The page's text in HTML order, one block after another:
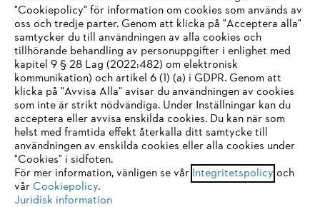
Service
Allmänna villkor och bestämmelser
Integritetspolicy
Juridisk information
IHR BROWSER WIRD NICHT
UNTERSTÜTZT
Sie nutzen einen Browser, den wir noch nicht unterstützen. Für
eine optimale Nutzung unserer Seite empfehlen wir Ihnen, zu
einem der folgenden Browser zu wechseln:
"Cookiepolicy" för information om cookies som används av
oss och tredje parter. Genom att klicka på "Acceptera alla"
samtycker du till användningen av alla cookies och
tillhörande behandling av personuppgifter i enlighet med
kapitel 9 § 28 Lag (2022:482) om elektronisk
kommunikation) och artikel 6 (1) (a) i GDPR. Genom att
klicka på "Avvisa Alla" avisar du användningen av cookies
som inte är strikt nödvändiga. Under Inställningar kan du
acceptera eller avvisa enskilda cookies. Du kan när som
helst med framtida effekt återkalla ditt samtycke till
användningen av enskilda cookies eller alla cookies under
"Cookies" i sidfoten.
För mer information, vänligen se vår Integritetspolicy och
vår Cookiepolicy.
Juridisk information